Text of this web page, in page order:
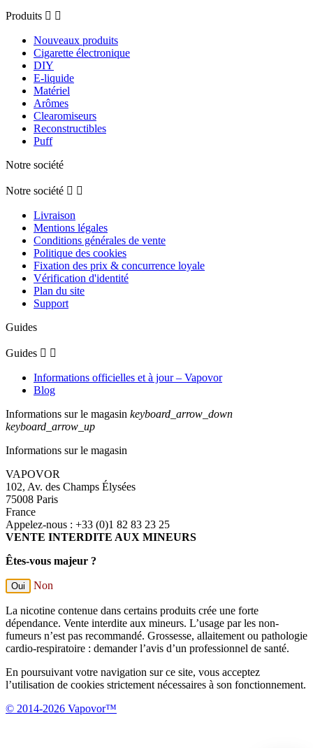
Produits  
Nouveaux produits
Cigarette électronique
DIY
E-liquide
Matériel
Arômes
Clearomiseurs
Reconstructibles
Puff
Notre société
Notre société  
Livraison
Mentions légales
Conditions générales de vente
Politique des cookies
Fixation des prix & concurrence loyale
Vérification d'identité
Plan du site
Support
Guides
Guides  
Informations officielles et à jour – Vapovor
Blog
Informations sur le magasin keyboard_arrow_down
keyboard_arrow_up
Informations sur le magasin
VAPOVOR
102, Av. des Champs Élysées
75008 Paris
France
Appelez-nous : +33 (0)1 82 83 23 25
VENTE INTERDITE AUX MINEURS
Êtes-vous majeur ?
Oui Non
La nicotine contenue dans certains produits crée une forte
dépendance. Vente interdite aux mineurs. L’usage par les non-
fumeurs n’est pas recommandé. Grossesse, allaitement ou pathologie
cardio-respiratoire : demander l’avis d’un professionnel de santé.
En poursuivant votre navigation sur ce site, vous acceptez
l’utilisation de cookies strictement nécessaires à son fonctionnement.
© 2014-2026 Vapovor™